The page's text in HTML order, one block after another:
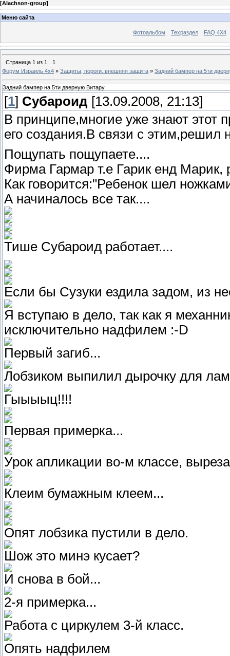
[Alachson-group]
Меню сайта
Фотоальбом Техраздел FAQ 4X4
Страница 1 из 1
1
Форум Израиль 4х4 » Защиты, пороги, внешняя защита » Задний бампер на 5ти
Задний бампер на 5ти дверную Витару.
[1] Субароид [13.09.2008, 21:13]
В принципе,многие уже знают этот
его создания.В связи с этим,решил
Пощупать пощупаете....
Фирма Гармар т.е Гарик енд Марик,
Как говорится:"Ребенок шел
А начиналось все так....
Тише Субароид работает....
Если бы Сузуки ездила задом, из
Я вступаю в дело, так как я
исключительно надфилем :-D
Первый загиб...
Лобзиком выпилил дырочку для
Гыыыыц!!!!
Первая примерка...
Урок апликации во-м классе,
Клеим бумажным клеем...
Опят лобзика пустили в дело.
Шож это минэ кусает?
И снова в бой...
2-я примерка...
Работа с циркулем 3-й класс.
Опять надфилем